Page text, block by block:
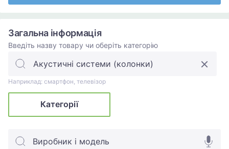
Загальна інформація
Введіть назву товару чи оберіть категорію
Наприклад: смартфон, телевізор
Категорії
Виробник і модель